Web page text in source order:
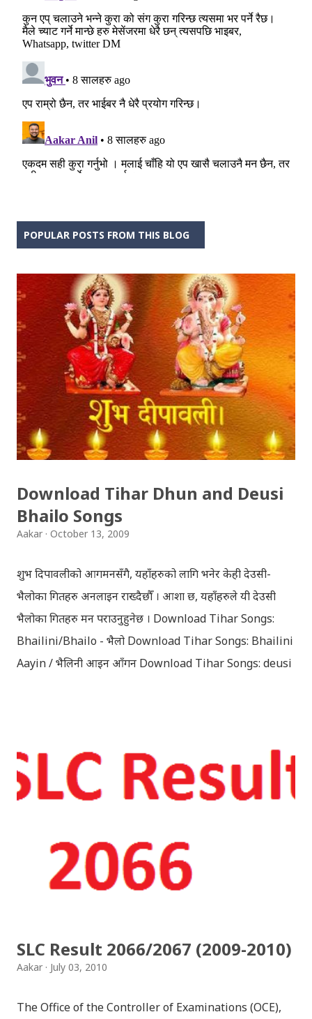
POPULAR POSTS FROM THIS BLOG
Download Tihar Dhun and Deusi
Bhailo Songs
Aakar October 13, 2009
शुभ दिपावलीको आगमनसँगै, यहाँहरुको लागि भनेर केही देउसी-
भैलोका गितहरु अनलाइन राख्दैछौँ । आशा छ, यहाँहरुले यी देउसी
भैलोका गितहरु मन पराउनुहुनेछ । Download Tihar Songs:
Bhailini/Bhailo - भैलो Download Tihar Songs: Bhailini
Aayin / भैलिनी आइन आँगन Download Tihar Songs: deusi
Download: Tihar Dhun (Deusi,Bhailo)/ तिहार धुन(देउसी
भैलो)- सुरसुधा नोट: यी अपलोड गरिएका गितसंगितहरु व्यावसायिक
प्रायोजनको लागि प्रयोग नगर्न आग्रह गर्दछौँ । इन्टरनेटमा भेटिएका
हौँ । तपाई यदि यी गित संगितको सर्जक हुनुहुन्छ र गित संगित यहाँबाट
हटाउनुपर्ने भए जानकारी गराउनुहोला । फेरी एकपटक शुभ दिपावलीको
हार्दिक मंगलमय शुभकामना व्यक्त गर्दछौँ ।
SLC Result 2066/2067 (2009-2010)
Aakar July 03, 2010
The Office of the Controller of Examinations (OCE),